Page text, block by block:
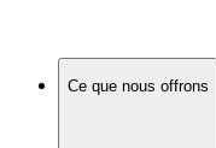
Ce que nous offrons